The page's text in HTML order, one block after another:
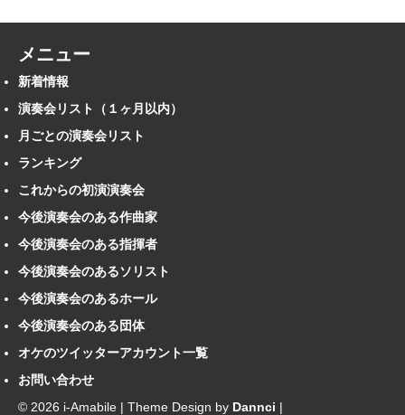
メニュー
新着情報
演奏会リスト（１ヶ月以内）
月ごとの演奏会リスト
ランキング
これからの初演演奏会
今後演奏会のある作曲家
今後演奏会のある指揮者
今後演奏会のあるソリスト
今後演奏会のあるホール
今後演奏会のある団体
オケのツイッターアカウント一覧
お問い合わせ
© 2026 i-Amabile | Theme Design by Dannci |